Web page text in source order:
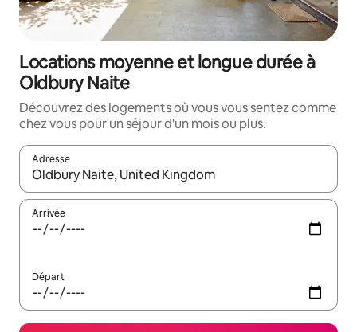
Locations moyenne et longue durée à
Oldbury Naite
Découvrez des logements où vous vous sentez comme
chez vous pour un séjour d'un mois ou plus.
Adresse
Lorsque les résultats s'affichent, utilisez les flèches vers le
Arrivée
Départ